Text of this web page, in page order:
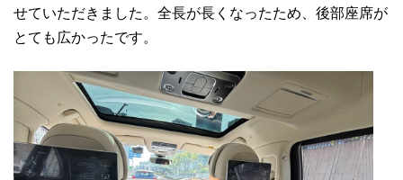
せていただきました。全長が長くなったため、後部座席が
とても広かったです。